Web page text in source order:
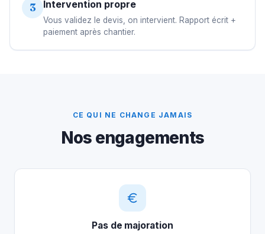
3 Intervention propre
Vous validez le devis, on intervient. Rapport écrit +
paiement après chantier.
CE QUI NE CHANGE JAMAIS
Nos engagements
Pas de majoration